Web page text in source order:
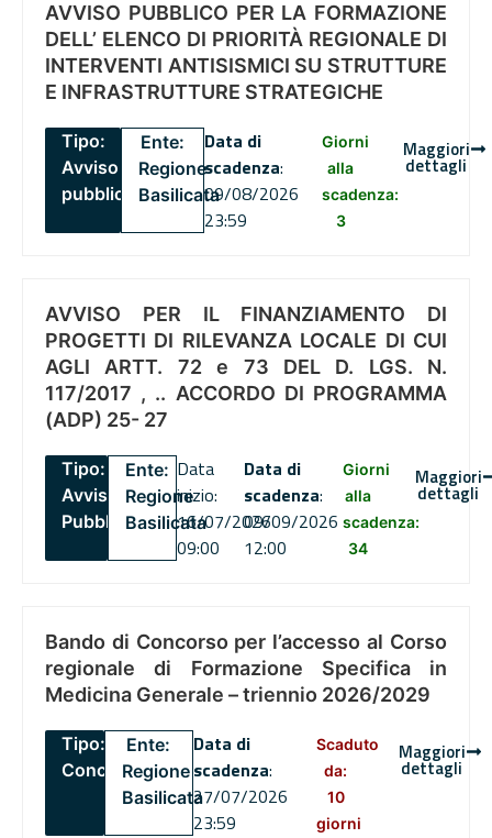
AVVISO PUBBLICO PER LA FORMAZIONE
DELL’ ELENCO DI PRIORITÀ REGIONALE DI
INTERVENTI ANTISISMICI SU STRUTTURE
E INFRASTRUTTURE STRATEGICHE
Tipo:
Avviso
pubblico
Ente:
Regione
Basilicata
Data di
scadenza:
09/08/2026
23:59
Giorni
alla
scadenza:
3
Maggiori
dettagli
AVVISO PER IL FINANZIAMENTO DI
PROGETTI DI RILEVANZA LOCALE DI CUI
AGLI ARTT. 72 e 73 DEL D. LGS. N.
117/2017 , .. ACCORDO DI PROGRAMMA
(ADP) 25- 27
Tipo:
Avviso
Pubblico
Ente:
Regione
Basilicata
Data
inizio:
16/07/2026
09:00
Data di
scadenza:
09/09/2026
12:00
Giorni
alla
scadenza:
34
Maggiori
dettagli
Bando di Concorso per l’accesso al Corso
regionale di Formazione Specifica in
Medicina Generale – triennio 2026/2029
Tipo:
Concorsi
Ente:
Regione
Basilicata
Data di
scadenza:
27/07/2026
23:59
Scaduto
da:
10
giorni
Maggiori
dettagli